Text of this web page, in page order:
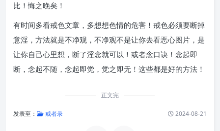
比！悔之晚矣！
有时间多看戒色文章，多想想色情的危害！戒色必须要断掉
意淫，方法就是不净观，不净观不是让你去看恶心图片，是
让你自己心里想，断了淫念就可以！或者念口诀！念起即
断，念起不随，念起即觉，觉之即无！这些都是好的方法！
正文完
发表至： 戒者录 2024-08-21